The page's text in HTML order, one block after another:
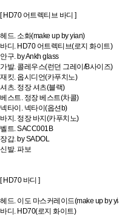
[ HD70 어트렉티브 바디 ]
헤드. 소화(make up by yian)
바디. HD70 어트렉티브(로지 화이트)
안구. by Ankh glass
가발. 콜레우스(런던 그레이/B사이즈)
재킷. 옵시디언(카푸치노)
셔츠. 정장 셔츠(블랙)
베스트. 정장 베스트(차콜)
넥타이. 넥타이(옵션b)
바지. 정장 바지(카푸치노)
벨트. SACC001B
장갑. by SADOL
신발. 파보
[ HD70 바디 ]
헤드. 이도 마스커레이드(make up by
바디. HD70(로지 화이트)